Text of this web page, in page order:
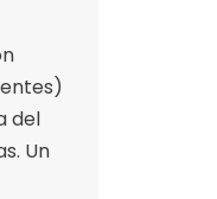
del
Un